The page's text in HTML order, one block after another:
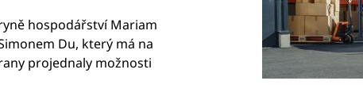
hospodářství Mariam
Du, který má na
projednaly možnosti